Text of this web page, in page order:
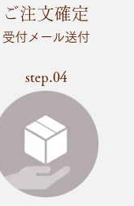
ご注文確定
受付メール送付
step.04